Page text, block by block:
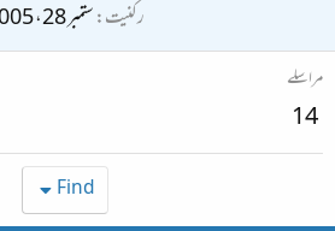
رکنیت ستمبر 28، 2005
مراسلے
14
Find